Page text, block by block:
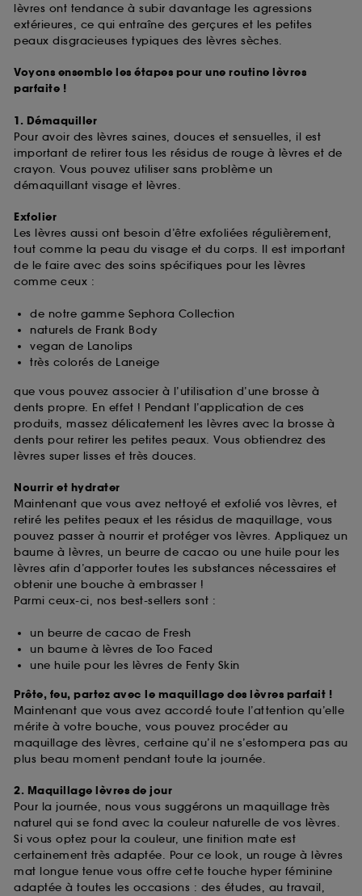
lèvres ont tendance à subir davantage les agressions
extérieures, ce qui entraîne des gerçures et les petites
peaux disgracieuses typiques des lèvres sèches.
Voyons ensemble les étapes pour une routine lèvres
parfaite !
1. Démaquiller
Pour avoir des lèvres saines, douces et sensuelles, il est
important de retirer tous les résidus de rouge à lèvres et de
crayon. Vous pouvez utiliser sans problème un
démaquillant visage et lèvres.
Exfolier
Les lèvres aussi ont besoin d’être exfoliées régulièrement,
tout comme la peau du visage et du corps. Il est important
de le faire avec des soins spécifiques pour les lèvres
comme ceux :
de notre gamme Sephora Collection
naturels de Frank Body
vegan de Lanolips
très colorés de Laneige
que vous pouvez associer à l’utilisation d’une brosse à
dents propre. En effet ! Pendant l’application de ces
produits, massez délicatement les lèvres avec la brosse à
dents pour retirer les petites peaux. Vous obtiendrez des
lèvres super lisses et très douces.
Nourrir et hydrater
Maintenant que vous avez nettoyé et exfolié vos lèvres, et
retiré les petites peaux et les résidus de maquillage, vous
pouvez passer à nourrir et protéger vos lèvres. Appliquez un
baume à lèvres, un beurre de cacao ou une huile pour les
lèvres afin d’apporter toutes les substances nécessaires et
obtenir une bouche à embrasser !
Parmi ceux-ci, nos best-sellers sont :
un beurre de cacao de Fresh
un baume à lèvres de Too Faced
une huile pour les lèvres de Fenty Skin
Prête, feu, partez avec le maquillage des lèvres parfait !
Maintenant que vous avez accordé toute l’attention qu’elle
mérite à votre bouche, vous pouvez procéder au
maquillage des lèvres, certaine qu’il ne s’estompera pas au
plus beau moment pendant toute la journée.
2. Maquillage lèvres de jour
Pour la journée, nous vous suggérons un maquillage très
naturel qui se fond avec la couleur naturelle de vos lèvres.
Si vous optez pour la couleur, une finition mate est
certainement très adaptée. Pour ce look, un rouge à lèvres
mat longue tenue vous offre cette touche hyper féminine
adaptée à toutes les occasions : des études, au travail,